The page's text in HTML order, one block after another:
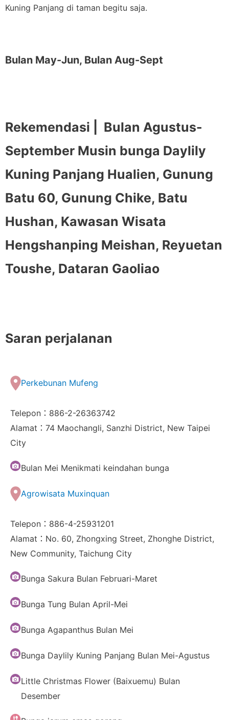
Kuning Panjang di taman begitu saja.
Bulan May-Jun, Bulan Aug-Sept
Rekemendasi |
Bulan Agustus-
September Musin bunga Daylily
Kuning Panjang Hualien, Gunung
Batu 60, Gunung Chike, Batu
Hushan, Kawasan Wisata
Hengshanping Meishan, Reyuetan
Toushe, Dataran Gaoliao
Saran perjalanan
Perkebunan Mufeng
Telepon：886-2-26363742
Alamat：74 Maochangli, Sanzhi District, New Taipei
City
Bulan Mei Menikmati keindahan bunga
Agrowisata Muxinquan
Telepon：886-4-25931201
Alamat：No. 60, Zhongxing Street, Zhonghe District,
New Community, Taichung City
Bunga Sakura Bulan Februari-Maret
Bunga Tung Bulan April-Mei
Bunga Agapanthus Bulan Mei
Bunga Daylily Kuning Panjang Bulan Mei-Agustus
Little Christmas Flower (Baixuemu) Bulan
Desember